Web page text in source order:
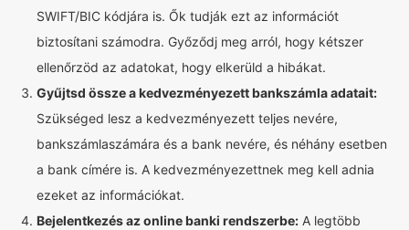
SWIFT/BIC kódjára is. Ők tudják ezt az információt
biztosítani számodra. Győződj meg arról, hogy kétszer
ellenőrzöd az adatokat, hogy elkerüld a hibákat.
Gyűjtsd össze a kedvezményezett bankszámla adatait:
Szükséged lesz a kedvezményezett teljes nevére,
bankszámlaszámára és a bank nevére, és néhány esetben
a bank címére is. A kedvezményezettnek meg kell adnia
ezeket az információkat.
Bejelentkezés az online banki rendszerbe: A legtöbb